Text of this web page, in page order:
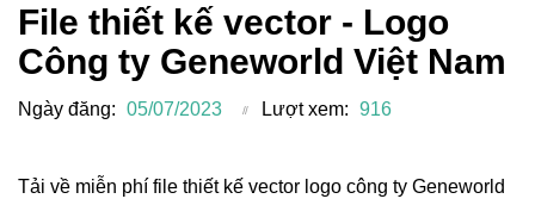
File thiết kế vector - Logo
Công ty Geneworld Việt Nam
Ngày đăng: 05/07/2023 Lượt xem: 916
Tải về miễn phí file thiết kế vector logo công ty Geneworld